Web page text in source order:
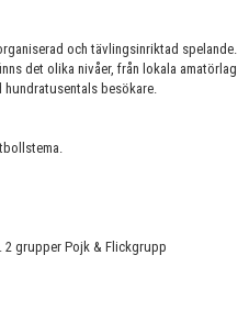
och tävlingsinriktad spelande.
det olika nivåer, från lokala amatörlag
hundratusentals besökare.
2 grupper Pojk & Flickgrupp